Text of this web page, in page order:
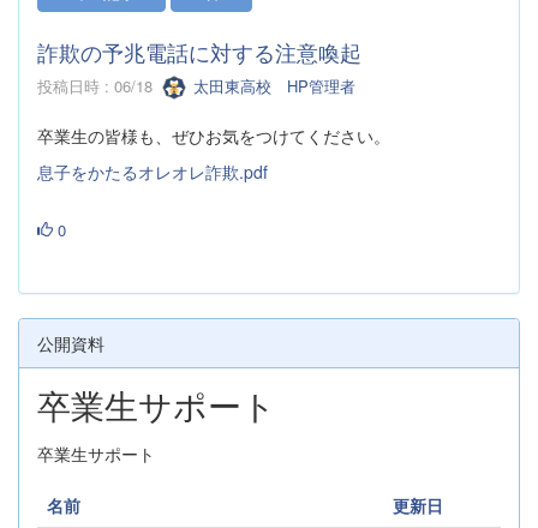
詐欺の予兆電話に対する注意喚起
投稿日時 : 06/18 太田東高校 HP管理者
卒業生の皆様も、ぜひお気をつけてください。
息子をかたるオレオレ詐欺.pdf
0
公開資料
卒業生サポート
卒業生サポート
名前
更新日